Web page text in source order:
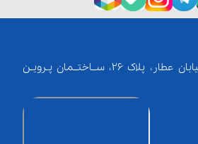
تهران، میدان عطار، خیابان عطار، پلاک 26، ســاختــمان پـرویـن